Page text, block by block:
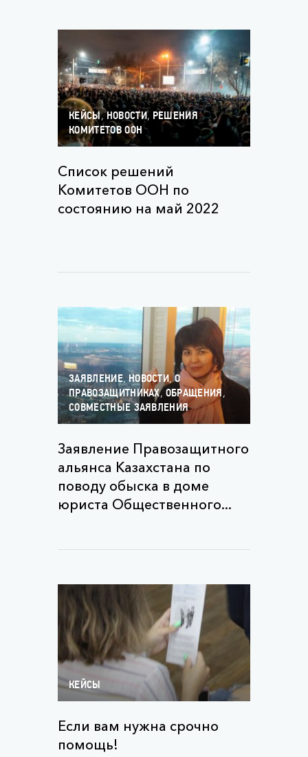
КЕЙСЫ,НОВОСТИ, РЕШЕНИЯ
КОМИТЕТОВ ООН
Список решений
Комитетов ООН по
состоянию на май 2022
ЗАЯВЛЕНИЕ,НОВОСТИ,О
ПРАВОЗАЩИТНИКАХ, ОБРАЩЕНИЯ,
СОВМЕСТНЫЕ ЗАЯВЛЕНИЯ
Заявление Правозащитного
альянса Казахстана по
поводу обыска в доме
юриста Общественного...
КЕЙСЫ
Если вам нужна срочно
помощь!